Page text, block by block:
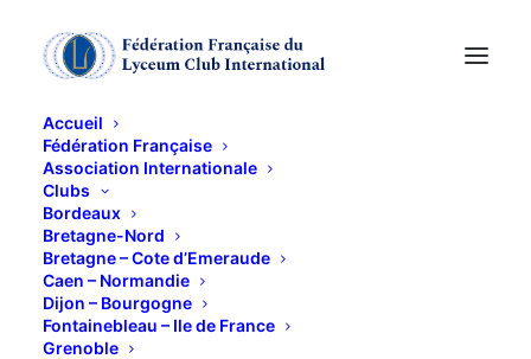
Accueil
Fédération Française
Association Internationale
Clubs
Bordeaux
Bretagne-Nord
Bretagne – Cote d’Emeraude
Caen – Normandie
Dijon – Bourgogne
Fontainebleau – Ile de France
Grenoble
Visite du Musée
Provençal de Château
Gombert